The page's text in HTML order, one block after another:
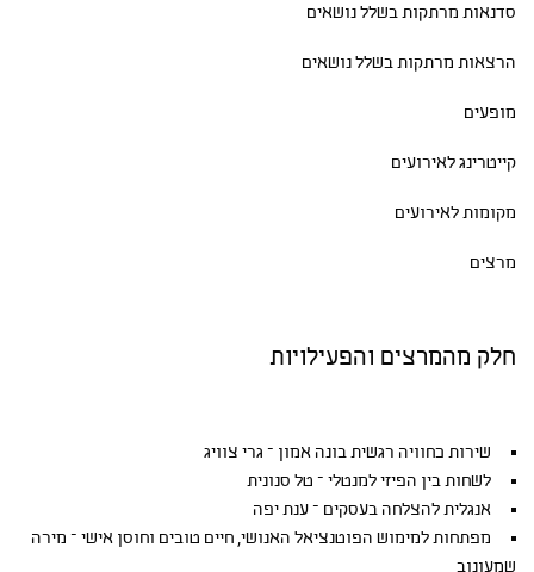
סדנאות מרתקות בשלל נושאים
הרצאות מרתקות בשלל נושאים
מופעים
קייטרינג לאירועים
מקומות לאירועים
מרצים
חלק מהמרצים והפעילויות
שירות כחוויה רגשית בונה אמון – גרי צוויג
לשחות בין הפיזי למנטלי – טל סנונית
אנגלית להצלחה בעסקים – ענת יפה
מפתחות למימוש הפוטנציאל האנושי, חיים טובים וחוסן אישי – מירה